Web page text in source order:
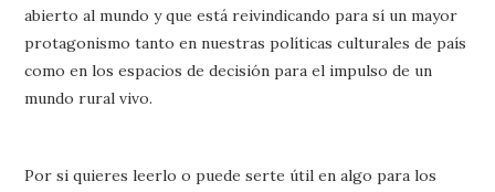
abierto al mundo y que está reivindicando para sí un mayor
protagonismo tanto en nuestras políticas culturales de país
como en los espacios de decisión para el impulso de un
mundo rural vivo.
Por si quieres leerlo o puede serte útil en algo para los